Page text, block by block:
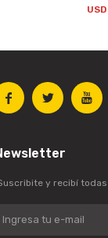
USD
  
y recibí